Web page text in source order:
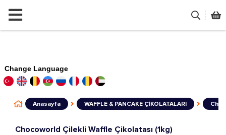
Change Language
Anasayfa WAFFLE & PANCAKE ÇİKOLATALARI
Chocoworld Çilekli Waffle Çikolatası (1kg)